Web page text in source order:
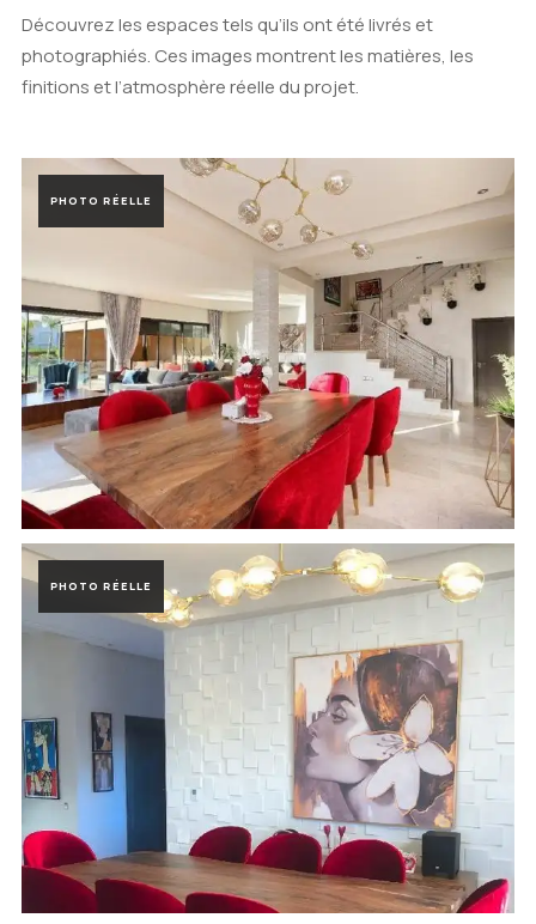
Découvrez les espaces tels qu’ils ont été livrés et
photographiés. Ces images montrent les matières, les
finitions et l’atmosphère réelle du projet.
PHOTO RÉELLE
Photo de la réalisation Villa Prestigia Marrakech à Marrakech,
PHOTO RÉELLE